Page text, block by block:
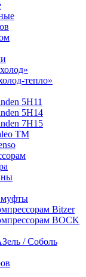
тепло»
5H11
5H14
7H15
ТМ
муфты
Bitzer
BOCK
/ Соболь